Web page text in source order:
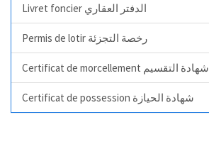
Livret foncier الدفتر العقاري
Permis de lotir رخصة التجزئة
Certificat de morcellement شهادة التقسيم
Certificat de possession شهادة الحيازة